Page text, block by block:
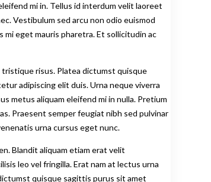
mi in. Tellus id interdum velit laoreet
Vestibulum sed arcu non odio euismod
mi eget mauris pharetra. Et sollicitudin ac
risus. Platea dictumst quisque
adipiscing elit duis. Urna neque viverra
metus aliquam eleifend mi in nulla. Pretium
Praesent semper feugiat nibh sed pulvinar
urna cursus eget nunc.
Blandit aliquam etiam erat velit
leo vel fringilla. Erat nam at lectus urna
quisque sagittis purus sit amet